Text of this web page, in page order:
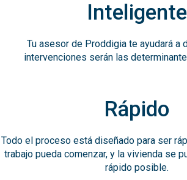
Inteligente
Tu asesor de Proddigia te ayudará a
intervenciones serán las
Rápido
Todo el proceso está diseñado para ser
trabajo pueda comenzar, y la vivienda se
rápido posible.